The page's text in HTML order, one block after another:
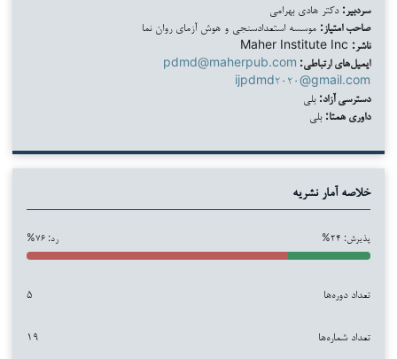
سردبیر: دکتر هادی بهرامی
صاحب امتیاز: موسسه استعدادسنجی و هوش آزمای روان نما
ناشر:
ایمیل‌های ارتباطی: pdmd@maherpub.com
ijpdmd۲۰۲۰@gmail.com
دسترسی آزاد: بلی
داوری همتا: بلی
خلاصه آمار نشریه
پذیرش: ۲۴% رد: ۷۶%
تعداد دوره‌ها ۵
تعداد شماره‌ها ۱۹